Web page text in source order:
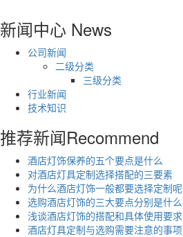
新闻中心 News
公司新闻
二级分类
三级分类
行业新闻
技术知识
推荐新闻Recommend
酒店灯饰保养的五个要点是什么
对酒店灯具定制选择搭配的三要素
为什么酒店灯饰一般都要选择定制呢
选购酒店灯饰的三大要点分别是什么
浅谈酒店灯饰的搭配和具体使用要求
酒店灯具定制与选购需要注意的事项